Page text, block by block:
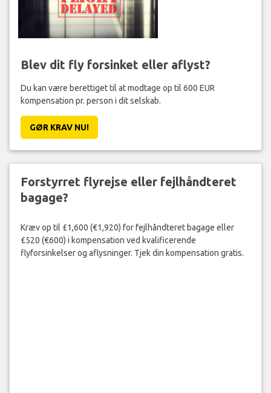
Blev dit fly forsinket eller aflyst?
Du kan være berettiget til at modtage op til 600 EUR
kompensation pr. person i dit selskab.
GØR KRAV NU!
Forstyrret flyrejse eller fejlhåndteret
bagage?
Kræv op til £1,600 (€1,920) for fejlhåndteret bagage eller
£520 (€600) i kompensation ved kvalificerende
flyforsinkelser og aflysninger. Tjek din kompensation gratis.